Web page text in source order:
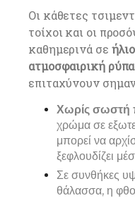
Οι κάθετες
τοίχοι και οι
καθημερινά σε
ατμοσφαιρική
επιταχύνουν
Χωρίς σωστή
χρώμα σε
μπορεί να
ξεφλουδίζει
Σε συνθήκες
θάλασσα, η